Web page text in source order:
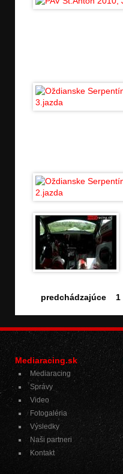
predchádzajúce 1
Mediaracing.sk
Mediaracing
Správy
Video
Fotogaléria
Výsledky
Naši partneri
Kontakt